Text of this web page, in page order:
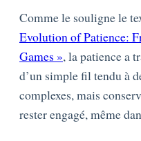
Comme le souligne le
Evolution of Patience:
Games », la patience a
d’un simple fil tendu à
complexes, mais
rester engagé, même